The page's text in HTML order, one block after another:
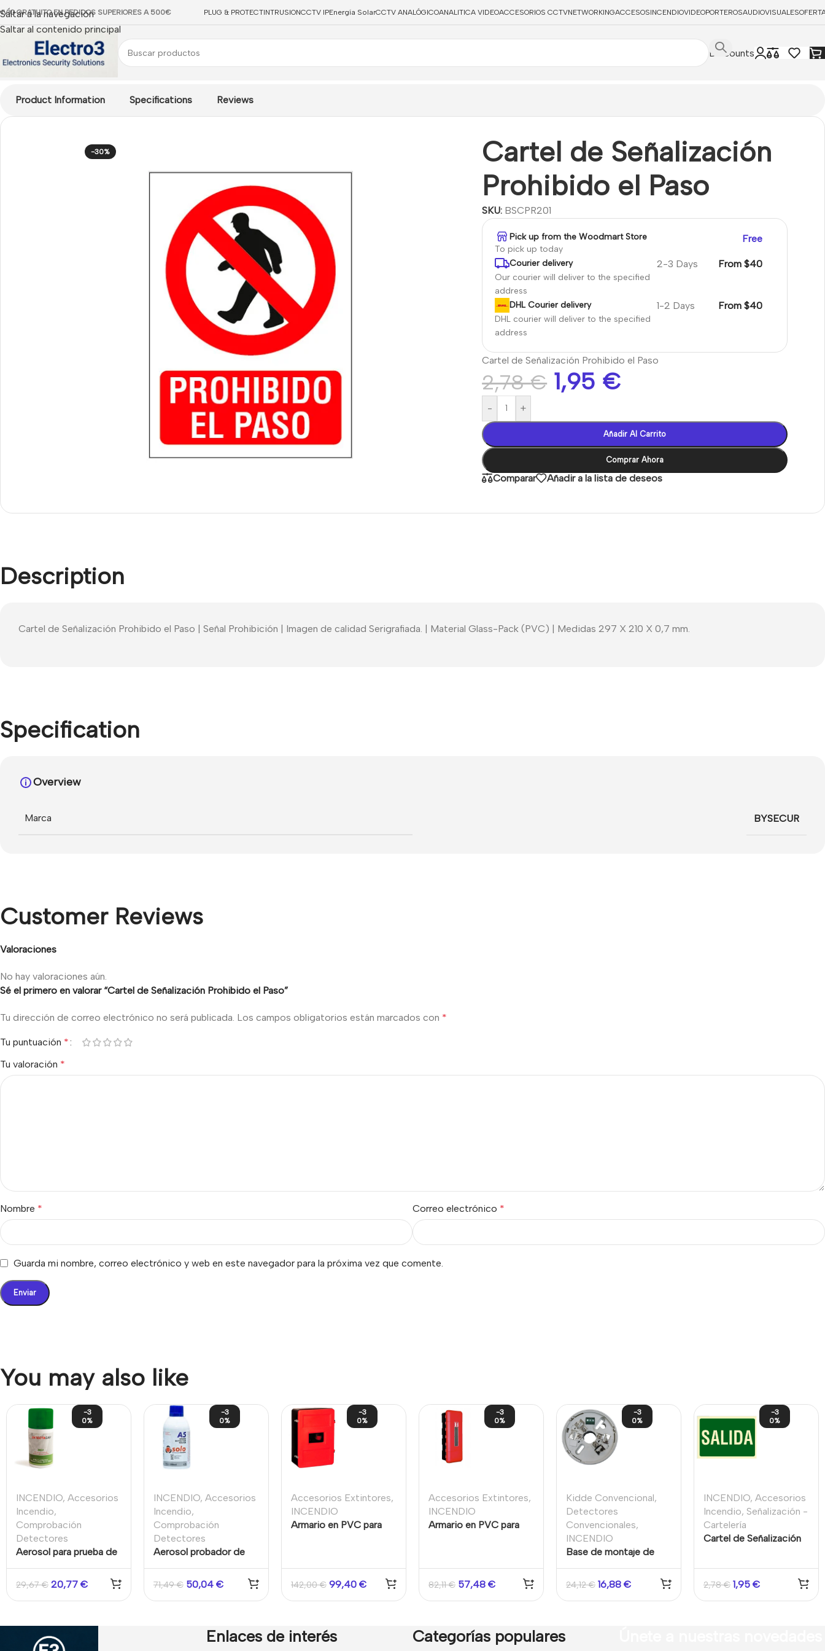
Saltar a la navegación
Saltar al contenido principal
GRATUITO EN PEDIDOS SUPERIORES A 500€ PLUG & PROTECTINTRUSIONCCTV IPEnergía SolarCCTV ANALÓGICOANALITICA VIDEOACCESORIOS CCTVNETWORKINGACCESOSINCENDIOVIDEOPORTEROSAUDIOVISUALES
Discounts
Product Information Specifications Reviews
-30%
Cartel de Señalización
Prohibido el Paso
SKU: BSCPR201
Pick up from the Woodmart Store
To pick up today
Free
Courier delivery
Our courier will deliver to the specified
address
2-3 Days From $40
DHL Courier delivery
DHL courier will deliver to the specified
address
1-2 Days From $40
Cartel de Señalización Prohibido el Paso
2,78€ 1,95 €
- +
Añadir Al Carrito
Comprar Ahora
Comparar Añadir a la lista de deseos
Description
Cartel de Señalización Prohibido el Paso | Señal Prohibición | Imagen de calidad Serigrafiada. | Material Glass-Pack (PVC) | Medidas 297 X 210 X 0,7 mm.
Specification
Overview
Marca BYSECUR
Customer Reviews
Valoraciones
No hay valoraciones aún.
Sé el primero en valorar “Cartel de Señalización Prohibido el Paso”
Tu dirección de correo electrónico no será publicada. Los campos obligatorios están marcados con *
Tu puntuación *
Tu valoración *
Nombre * Correo electrónico *
Guarda mi nombre, correo electrónico y web en este navegador para la próxima vez que comente.
You may also like
-3
0%
INCENDIO, Accesorios
Incendio,
Comprobación
Detectores
Aerosol para prueba de
de CO (Monóxido de
Carbono) industriales
29,67€ 20,77 €
-3
0%
INCENDIO, Accesorios
Incendio,
Comprobación
Detectores
Aerosol probador de
Inflamable Kidde
71,49€ 50,04 €
-3
0%
Accesorios Extintores,
INCENDIO
Armario en PVC para
142,00€ 99,40 €
-3
0%
Accesorios Extintores,
INCENDIO
Armario en PVC para
82,11€ 57,48 €
-3
0%
Kidde Convencional,
Detectores
Convencionales,
INCENDIO
Base de montaje de
detectores
convencionales de la
24,12€ 16,88 €
-3
0%
INCENDIO, Accesorios
Incendio, Señalización -
Cartelería
Cartel de Señalización
2,78€ 1,95 €
Enlaces de interés Categorías populares